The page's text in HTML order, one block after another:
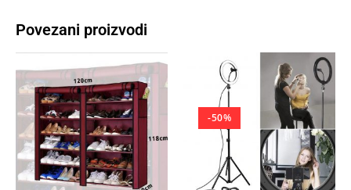
Povezani proizvodi
-50%